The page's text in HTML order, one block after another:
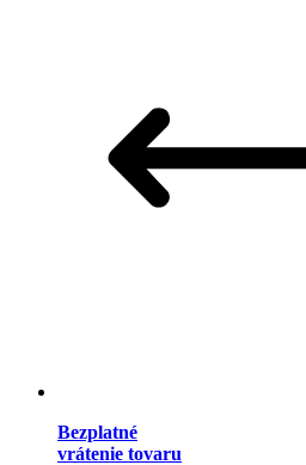
Bezplatné
vrátenie tovaru